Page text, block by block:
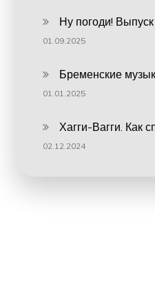
Ну погоди!
01.09.2025
Бременские
01.01.2025
Хагги-Вагги. Как
02.12.2024